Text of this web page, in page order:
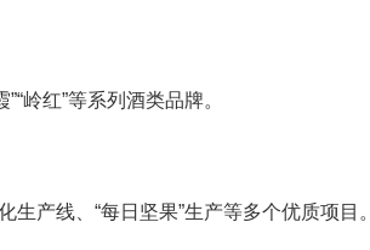
岭红”等系列酒类品牌。
产线、“每日坚果”生产等多个优质项目。